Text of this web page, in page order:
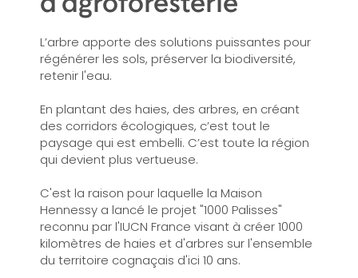
L’arbre apporte des solutions puissantes pour
régénérer les sols, préserver la biodiversité,
retenir l'eau.
En plantant des haies, des arbres, en créant
des corridors écologiques, c’est tout le
paysage qui est embelli. C’est toute la région
qui devient plus vertueuse.
C'est la raison pour laquelle la Maison
Hennessy a lancé le projet "1000 Palisses"
reconnu par l'IUCN France visant à créer 1000
kilomètres de haies et d'arbres sur l'ensemble
du territoire cognaçais d'ici 10 ans.